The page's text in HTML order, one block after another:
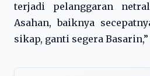
terjadi pelanggaran
Asahan, baiknya
sikap, ganti segera